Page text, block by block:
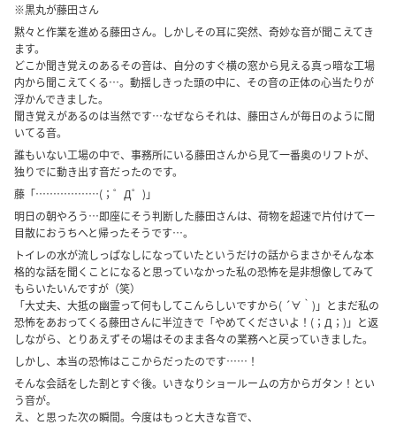
※黒丸が藤田さん
黙々と作業を進める藤田さん。しかしその耳に突然、奇妙な音が聞こえてき
ます。
どこか聞き覚えのあるその音は、自分のすぐ横の窓から見える真っ暗な工場
内から聞こえてくる…。動揺しきった頭の中に、その音の正体の心当たりが
浮かんできました。
聞き覚えがあるのは当然です…なぜならそれは、藤田さんが毎日のように聞
いてる音。
誰もいない工場の中で、事務所にいる藤田さんから見て一番奥のリフトが、
独りでに動き出す音だったのです。
藤「………………(；゜Д゜)」
明日の朝やろう…即座にそう判断した藤田さんは、荷物を超速で片付けて一
目散におうちへと帰ったそうです…。
トイレの水が流しっぱなしになっていたというだけの話からまさかそんな本
格的な話を聞くことになると思っていなかった私の恐怖を是非想像してみて
もらいたいんですが（笑）
「大丈夫、大抵の幽霊って何もしてこんらしいですから( ´∀｀)」とまだ私の
恐怖をあおってくる藤田さんに半泣きで「やめてくださいよ！(；Д；)」と返
しながら、とりあえずその場はそのまま各々の業務へと戻っていきました。
しかし、本当の恐怖はここからだったのです……！
そんな会話をした割とすぐ後。いきなりショールームの方からガタン！とい
う音が。
え、と思った次の瞬間。今度はもっと大きな音で、